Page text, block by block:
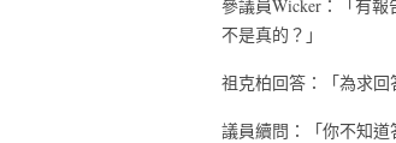
參議員Wicker：「有
不是真的？」
祖克柏回答：「為求回
議員續問：「你不知道